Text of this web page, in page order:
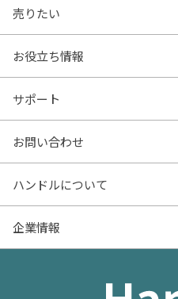
買いたいTOP
沿線・駅から探す
特集から探す
価格更新した物件
物件一覧
売りたい
売りたいTOP
AI査定
売却サービス
お役立ち記事（売却）
お役立ち情報
お役立ち情報TOP
- マンションの基礎知識
- マンション売却
- お金のこと
- 住まいの手引き サイトマップ
サポート
よくあるご質問
お問い合わせ
物件購入のご相談
住み替えのご相談
物件掲載に関するお問い合わせ
ハンドルについて
ハンドルとは
企業情報